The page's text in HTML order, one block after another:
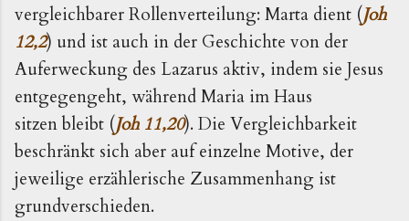
vergleichbarer Rollenverteilung: Marta dient (Joh
12,2) und ist auch in der Geschichte von der
Auferweckung des Lazarus aktiv, indem sie Jesus
entgegengeht, während Maria im Haus
sitzen bleibt (Joh 11,20). Die Vergleichbarkeit
beschränkt sich aber auf einzelne Motive, der
jeweilige erzählerische Zusammenhang ist
grundverschieden.